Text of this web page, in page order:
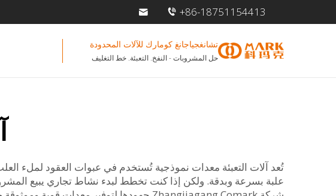
+86-18751154413
تشانغجياجانغ كومارك للآلات المحدودة
حل المشروبات - النفخ. التعبئة. خط التغليف
تُعد آلات التعبئة معدات نموذجية تُستخدم في عبوات العقود لملء
علبة بسرعة وبدقة. ولكن إذا كنت تخطط لبدء نشاط تجاري يبيع